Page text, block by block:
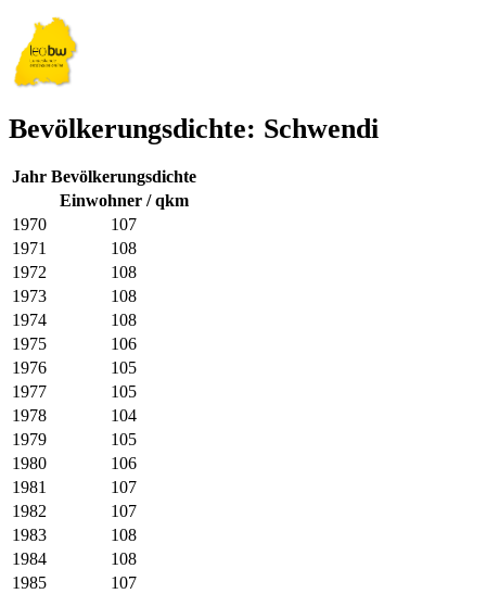
Bevölkerungsdichte: Schwendi
Jahr Bevölkerungsdichte
Einwohner / qkm
1970
107
1971
108
1972
108
1973
108
1974
108
1975
106
1976
105
1977
105
1978
104
1979
105
1980
106
1981
107
1982
107
1983
108
1984
108
1985
107